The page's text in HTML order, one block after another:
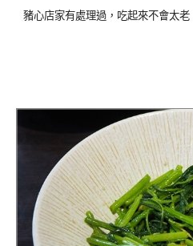
豬心店家有處理過，吃起來不會太